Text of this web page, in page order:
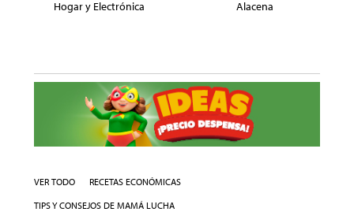
Hogar y Electrónica Alacena
VER TODO
RECETAS ECONÓMICAS
TIPS Y CONSEJOS DE MAMÁ LUCHA